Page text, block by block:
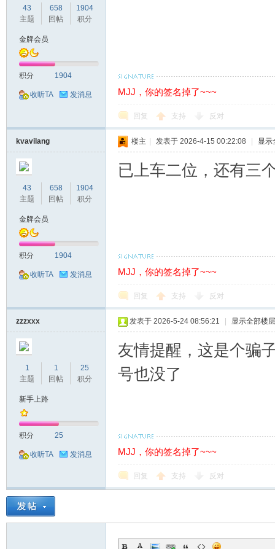
43
主题
658
回帖
1904
积分
金牌会员
积分 1904
收听TA 发消息 MJJ，你的签名掉了~~~
回复 支持 反对
kvavilang
43
主题
658
回帖
1904
积分
金牌会员
积分 1904
收听TA 发消息
楼主 发表于 2026-4-15 00:22:08 显示
已上车二位，还有三
MJJ，你的签名掉了~~~
回复 支持 反对
zzzxxx
1
主题
1
回帖
25
积分
新手上路
积分 25
收听TA 发消息
发表于 2026-5-24 08:56:21 显示全部楼层
友情提醒，这是个骗
号也没了
MJJ，你的签名掉了~~~
回复 支持 反对